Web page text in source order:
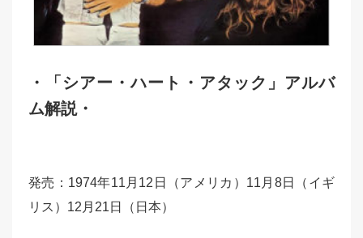
・「シアー・ハート・アタック」アルバ
ム解説・
発売：1974年11月12日（アメリカ）11月8日（イギ
リス）12月21日（日本）